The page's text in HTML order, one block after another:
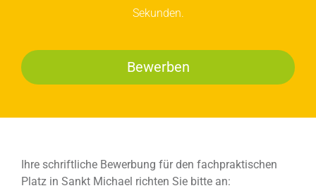
Sekunden.
Bewerben
Ihre schriftliche Bewerbung für den fachpraktischen
Platz in Sankt Michael richten Sie bitte an: